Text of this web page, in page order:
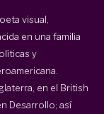
visual,
en una familia
y
en el British
Desarrollo; así